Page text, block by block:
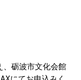
砺波市文化会館